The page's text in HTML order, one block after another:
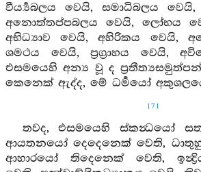
වීර්‍ය්‍යබලය වෙයි, සමාධිබලය
අනොත්තප්පබලය වෙයි, ලෝභය
අභිධ්‍යාව වෙයි, අහිරිකය වෙයි,
ශමථය වෙයි, ප්‍රග්‍රාහය වෙයි,
එසමයෙහි අන්‍ය වූ ද
කෙනෙක් ඇද්ද, මේ ධර්‍මයෝ
171
තවද, එසමයෙහි ස්කන්‍ධයෝ
ආයතනයෝ දෙදෙනෙක් වෙති,
ආහාරයෝ තිදෙනෙක් වෙති,